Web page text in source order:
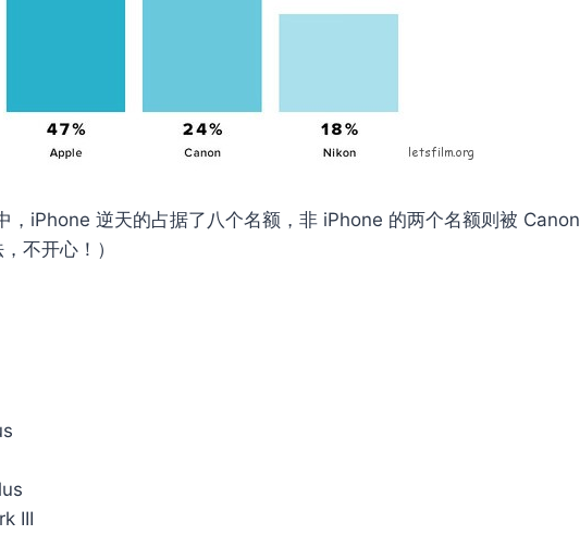
，iPhone 逆天的占据了八个名额，非 iPhone 的两个名额则被 Canon
不开心！）
III